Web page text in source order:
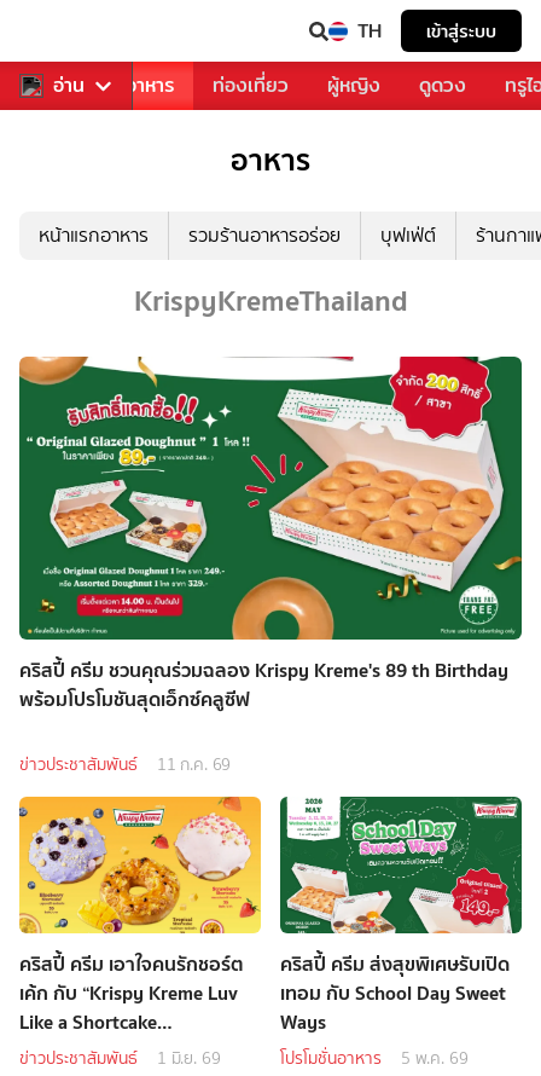
TH เข้าสู่ระบบ
อ่าน
การเพลง อาหาร ท่องเที่ยว ผู้หญิง ดูดวง ทรู
อาหาร
หน้าแรกอาหาร รวมร้านอาหารอร่อย บุฟเฟ่ต์ ร้านกา
KrispyKremeThailand
คริสปี้ ครีม ชวนคุณร่วมฉลอง Krispy Kreme's 89 th Birthday
พร้อมโปรโมชันสุดเอ็กซ์คลูซีฟ
ข่าวประชาสัมพันธ์ 11 ก.ค. 69
คริสปี้ ครีม เอาใจคนรักชอร์ต
เค้ก กับ “Krispy Kreme Luv
Like a Shortcake
Doughnuts”
ข่าวประชาสัมพันธ์ 1 มิ.ย. 69
คริสปี้ ครีม ส่งสุขพิเศษรับเปิด
เทอม กับ School Day Sweet
Ways
โปรโมชั่นอาหาร 5 พ.ค. 69